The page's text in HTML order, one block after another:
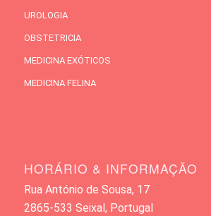
UROLOGIA
OBSTETRICIA
MEDICINA EXÓTICOS
MEDICINA FELINA
HORÁRIO & INFORMAÇÃO
Rua António de Sousa, 17
2865-533 Seixal, Portugal